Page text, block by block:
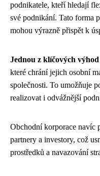
podnikatele, kteří hledají
své podnikání. Tato forma
mohou výrazně přispět k
Jednou z klíčových
které chrání jejich osobní
společnosti. To umožňuje
realizovat i odvážnější
Obchodní korporace navíc
partnery a investory, což
prostředků a navazování